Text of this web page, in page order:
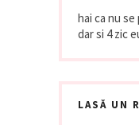
hai ca nu
dar si 4 zic
LASĂ UN